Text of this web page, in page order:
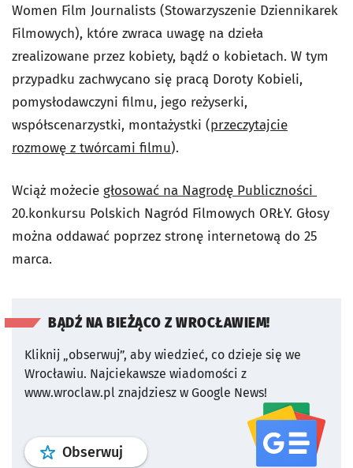
Women Film Journalists (Stowarzyszenie Dziennikarek
Filmowych), które zwraca uwagę na dzieła
zrealizowane przez kobiety, bądź o kobietach. W tym
przypadku zachwycano się pracą Doroty Kobieli,
pomysłodawczyni filmu, jego reżyserki,
współscenarzystki, montażystki (przeczytajcie
rozmowę z twórcami filmu).
Wciąż możecie głosować na Nagrodę Publiczności
20.konkursu Polskich Nagród Filmowych ORŁY. Głosy
można oddawać poprzez stronę internetową do 25
marca.
BĄDŹ NA BIEŻĄCO Z WROCŁAWIEM!
Kliknij „obserwuj”, aby wiedzieć, co dzieje się we
Wrocławiu. Najciekawsze wiadomości z
www.wroclaw.pl znajdziesz w Google News!
Obserwuj profil serwisu